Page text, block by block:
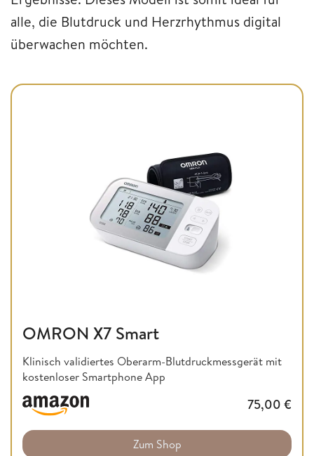
alle, die Blutdruck und Herzrhythmus digital
überwachen möchten.
OMRON X7 Smart
Klinisch validiertes Oberarm-Blutdruckmessgerät mit
kostenloser Smartphone App
75,00 €
Zum Shop